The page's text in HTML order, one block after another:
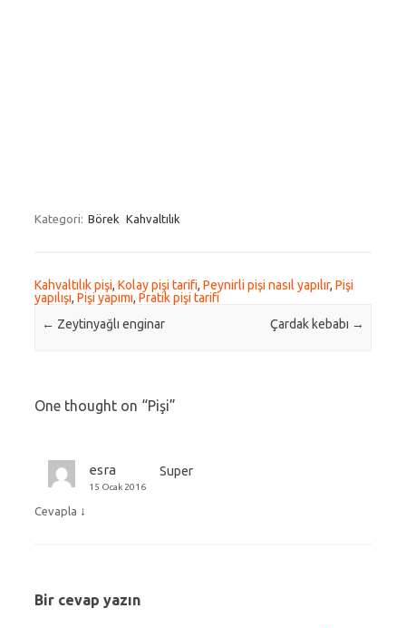
Kategori: Börek Kahvaltılık
Kahvaltılık pişi, Kolay pişi tarifi, Peynirli pişi nasıl yapılır, Pişi
yapılışı, Pişi yapımı, Pratik pişi tarifi
Post navigation
← Zeytinyağlı enginar Çardak kebabı →
One thought on “Pişi”
esra
15 Ocak 2016
Super
Cevapla ↓
Bir cevap yazın